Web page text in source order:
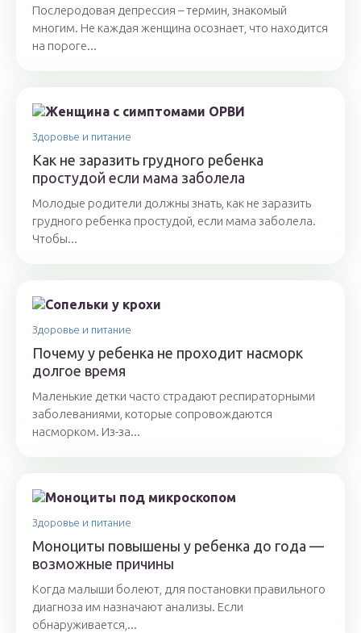
Послеродовая депрессия – термин, знакомый
многим. Не каждая женщина осознает, что находится
на пороге...
Здоровье и питание
Как не заразить грудного ребенка
простудой если мама заболела
Молодые родители должны знать, как не заразить
грудного ребенка простудой, если мама заболела.
Чтобы...
Здоровье и питание
Почему у ребенка не проходит насморк
долгое время
Маленькие детки часто страдают респираторными
заболеваниями, которые сопровождаются
насморком. Из-за...
Здоровье и питание
Моноциты повышены у ребенка до года —
возможные причины
Когда малыши болеют, для постановки правильного
диагноза им назначают анализы. Если
обнаруживается,...